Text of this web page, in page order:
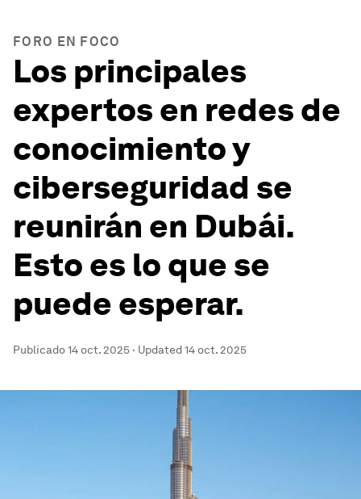
FORO EN FOCO
Los principales
expertos en redes de
conocimiento y
ciberseguridad se
reunirán en Dubái.
Esto es lo que se
puede esperar.
Publicado14 oct. 2025 · Updated14 oct. 2025